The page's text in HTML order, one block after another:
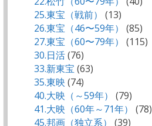
25.東宝（戦前）
(13)
26.東宝（46〜59年）
(85)
27.東宝（60〜79年）
(115)
30.日活(76)
33.新東宝 (63)
35.東映 (74)
40.大映（～59年）
(79)
41.大映（60年～71年）
(78)
45.邦画（独立系）
(39)